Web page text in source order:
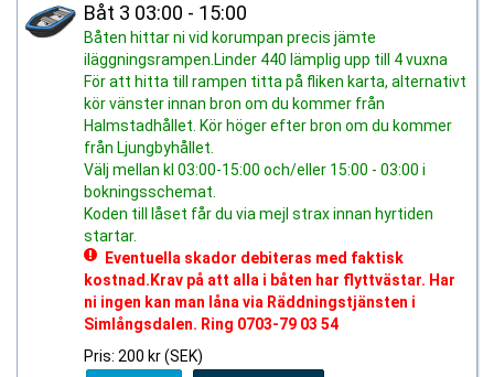
Båt 3 03:00 - 15:00
Båten hittar ni vid korumpan precis jämte
iläggningsrampen.Linder 440 lämplig upp till 4 vuxna
För att hitta till rampen titta på fliken karta, alternativt
kör vänster innan bron om du kommer från
Halmstadhållet. Kör höger efter bron om du kommer
från Ljungbyhållet.
Välj mellan kl 03:00-15:00 och/eller 15:00 - 03:00 i
bokningsschemat.
Koden till låset får du via mejl strax innan hyrtiden
startar.
Eventuella skador debiteras med faktisk
kostnad.Krav på att alla i båten har flyttvästar. Har
ni ingen kan man låna via Räddningstjänsten i
Simlångsdalen. Ring 0703-79 03 54
Pris: 200 kr (SEK)